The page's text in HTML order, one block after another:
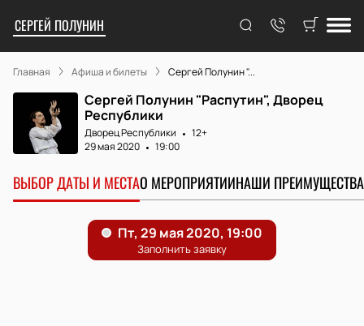
СЕРГЕЙ ПОЛУНИН
Главная Афиша и билеты Сергей Полунин "...
Сергей Полунин "Распутин", Дворец
Республики
Дворец Республики
12+
29 мая 2020
19:00
ВЫБОР ДАТЫ И МЕСТАО МЕРОПРИЯТИИНАШИ ПРЕИМУЩЕСТВА